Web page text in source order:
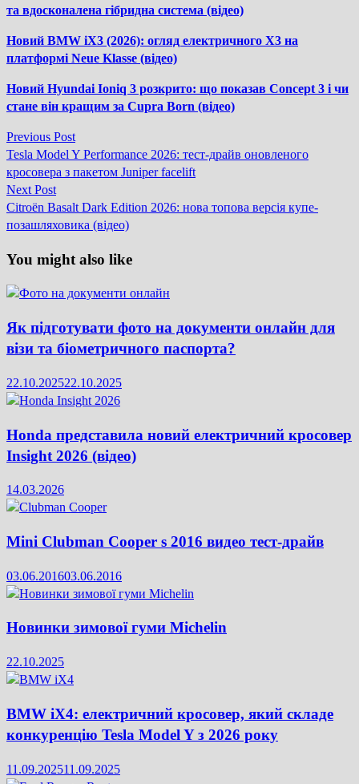
та вдосконалена гібридна система (відео)
Новий BMW iX3 (2026): огляд електричного X3 на
платформі Neue Klasse (відео)
Новий Hyundai Ioniq 3 розкрито: що показав Concept 3 і чи
стане він кращим за Cupra Born (відео)
Навігація
записів
Previous PostPrevious
post:
Tesla Model Y Performance 2026: тест-драйв оновленого
кросовера з пакетом Juniper facelift
Next PostNext
post:
Citroën Basalt Dark Edition 2026: нова топова версія купе-
позашляховика (відео)
You might also like
Як підготувати фото на документи онлайн для
візи та біометричного паспорта?
22.10.202522.10.2025
Honda представила новий електричний кросовер
Insight 2026 (відео)
14.03.2026
Mini Clubman Cooper s 2016 видео тест-драйв
03.06.201603.06.2016
Новинки зимової гуми Michelin
22.10.2025
BMW iX4: електричний кросовер, який складе
конкуренцію Tesla Model Y з 2026 року
11.09.202511.09.2025